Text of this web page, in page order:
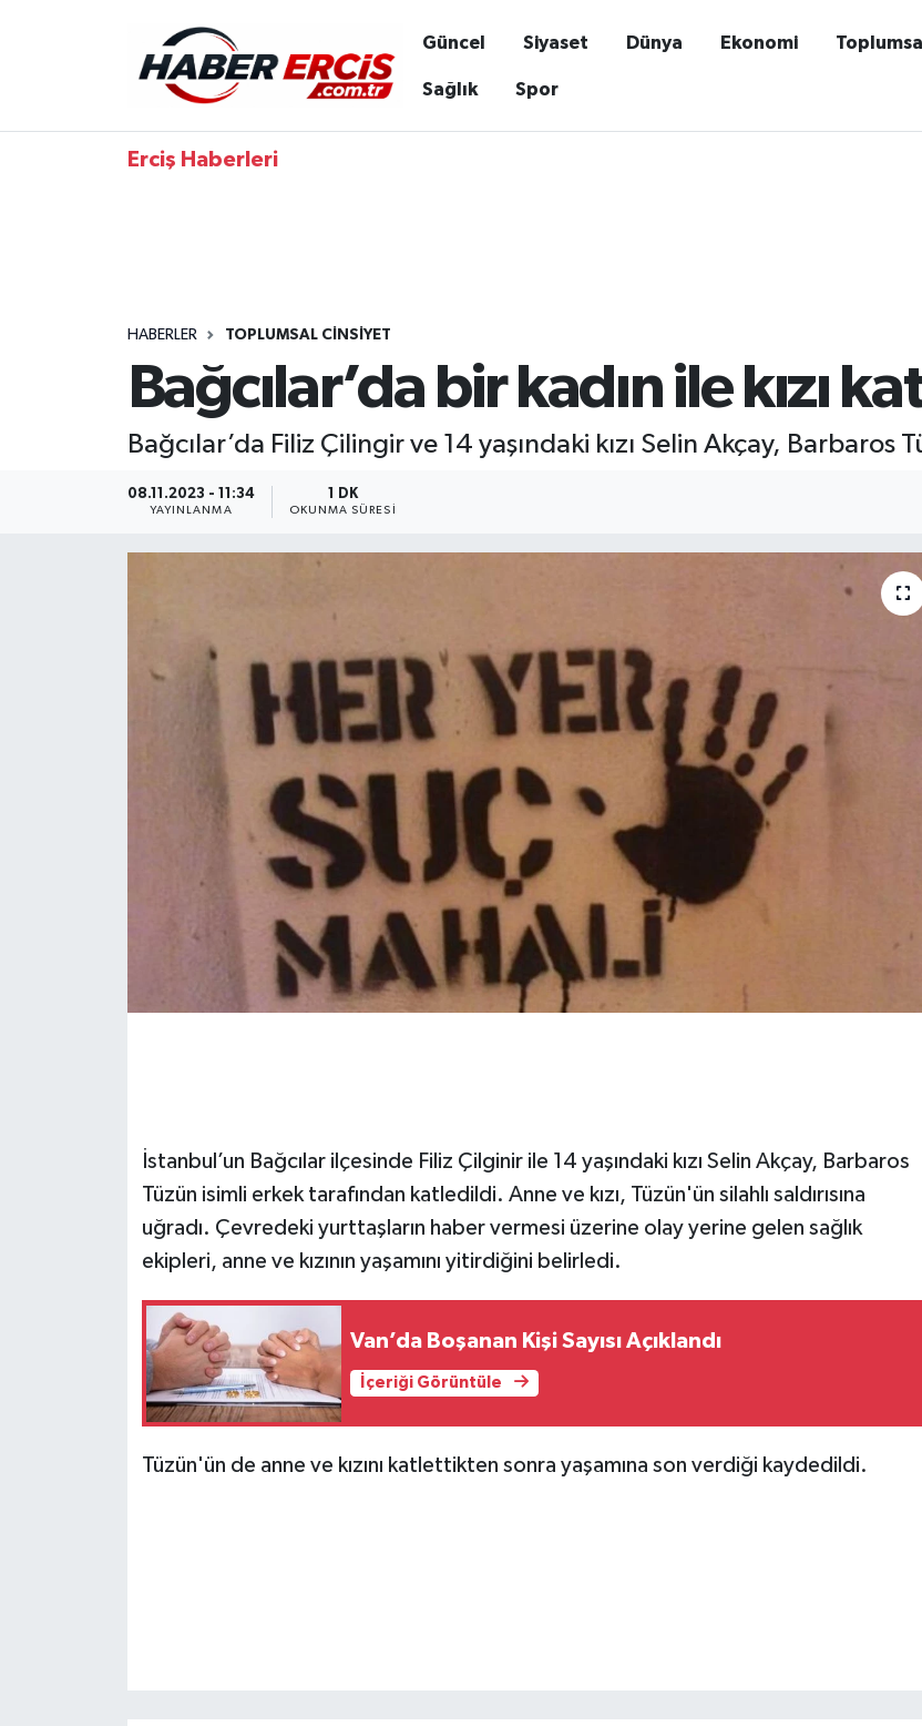
Güncel Siyaset Dünya Ekonomi
Sağlık Spor
Erciş Haberleri
HABERLER TOPLUMSAL CINSIYET
Bağcılar’da bir kadın ile kızı
Bağcılar’da Filiz Çilingir ve 14 yaşındaki kızı Selin Akçay,
08.11.2023 - 11:34
YAYINLANMA
1 DK
OKUNMA SÜRESI
İstanbul’un Bağcılar ilçesinde Filiz Çilginir ile 14 yaşındaki kızı Selin Akçay, Barbaros
Tüzün isimli erkek tarafından katledildi. Anne ve kızı, Tüzün'ün silahlı saldırısına
uğradı. Çevredeki yurttaşların haber vermesi üzerine olay yerine gelen sağlık
ekipleri, anne ve kızının yaşamını yitirdiğini belirledi.
Van’da Boşanan Kişi Sayısı Açıklandı
İçeriği Görüntüle
Tüzün'ün de anne ve kızını katlettikten sonra yaşamına son verdiği kaydedildi.